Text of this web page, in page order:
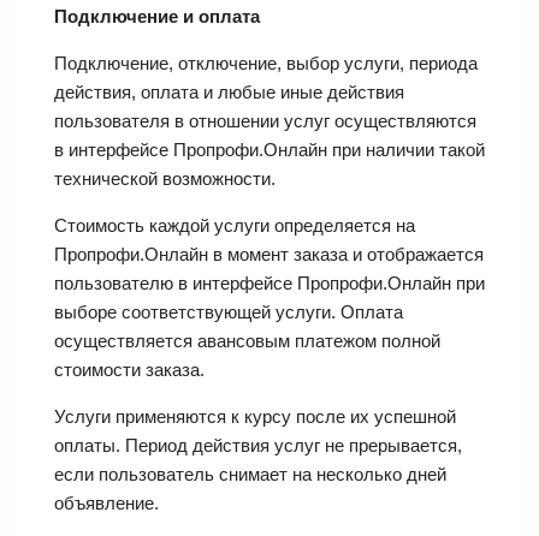
Подключение и оплата
Подключение, отключение, выбор услуги, периода
действия, оплата и любые иные действия
пользователя в отношении услуг осуществляются
в интерфейсе Пропрофи.Онлайн при наличии такой
технической возможности.
Стоимость каждой услуги определяется на
Пропрофи.Онлайн в момент заказа и отображается
пользователю в интерфейсе Пропрофи.Онлайн при
выборе соответствующей услуги. Оплата
осуществляется авансовым платежом полной
стоимости заказа.
Услуги применяются к курсу после их успешной
оплаты. Период действия услуг не прерывается,
если пользователь снимает на несколько дней
объявление.